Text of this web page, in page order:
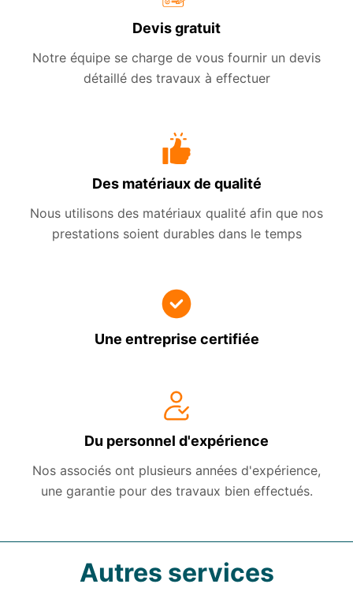
Devis gratuit
Notre équipe se charge de vous fournir un devis
détaillé des travaux à effectuer
Des matériaux de qualité
Nous utilisons des matériaux qualité afin que nos
prestations soient durables dans le temps
Une entreprise certifiée
Du personnel d'expérience
Nos associés ont plusieurs années d'expérience,
une garantie pour des travaux bien effectués.
Autres services